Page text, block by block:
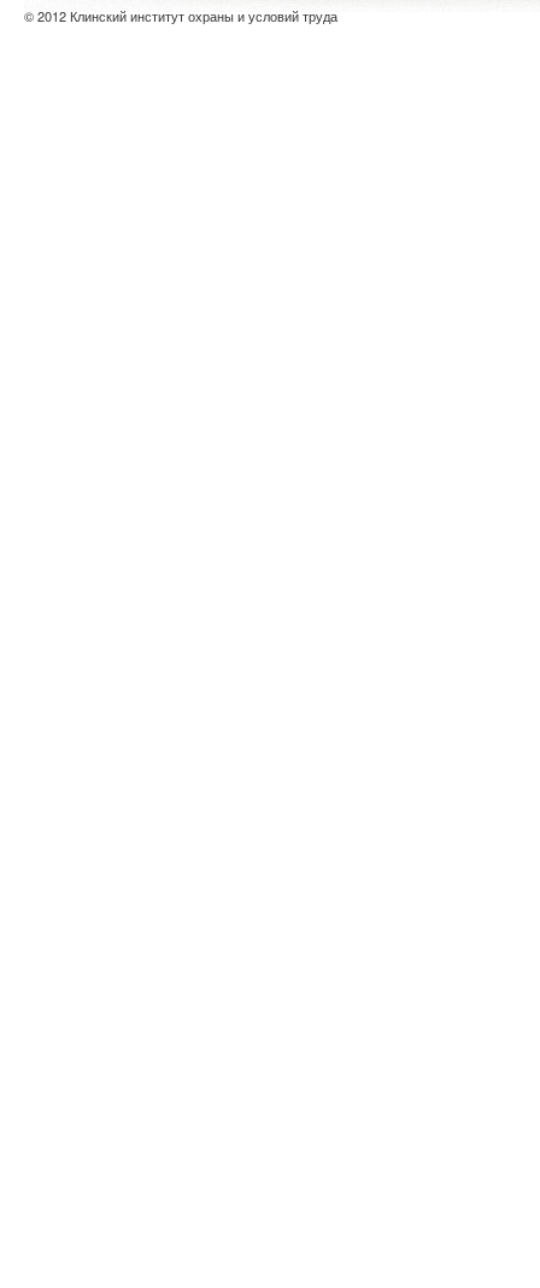
© 2012 Клинский институт охраны и условий труда